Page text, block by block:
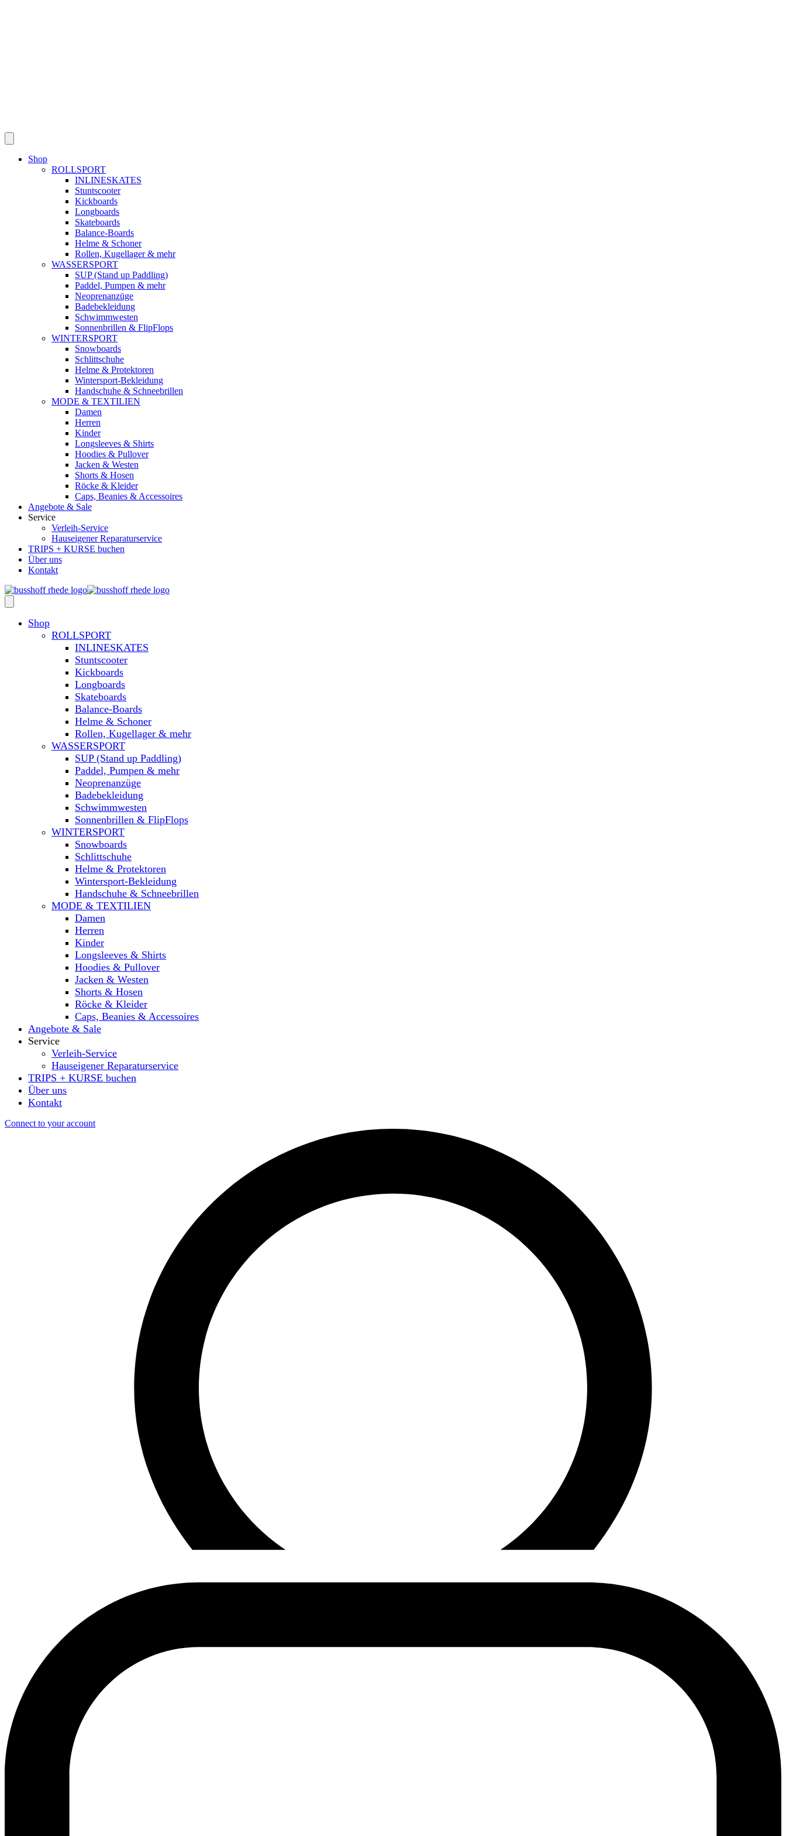
Shop
ROLLSPORT
INLINESKATES
Stuntscooter
Kickboards
Longboards
Skateboards
Balance-Boards
Helme & Schoner
Rollen, Kugellager & mehr
WASSERSPORT
SUP (Stand up Paddling)
Paddel, Pumpen & mehr
Neoprenanzüge
Badebekleidung
Schwimmwesten
Sonnenbrillen & FlipFlops
WINTERSPORT
Snowboards
Schlittschuhe
Helme & Protektoren
Wintersport-Bekleidung
Handschuhe & Schneebrillen
MODE & TEXTILIEN
Damen
Herren
Kinder
Longsleeves & Shirts
Hoodies & Pullover
Jacken & Westen
Shorts & Hosen
Röcke & Kleider
Caps, Beanies & Accessoires
Angebote & Sale
Service
Verleih-Service
Hauseigener Reparaturservice
TRIPS + KURSE buchen
Über uns
Kontakt
Shop
ROLLSPORT
INLINESKATES
Stuntscooter
Kickboards
Longboards
Skateboards
Balance-Boards
Helme & Schoner
Rollen, Kugellager & mehr
WASSERSPORT
SUP (Stand up Paddling)
Paddel, Pumpen & mehr
Neoprenanzüge
Badebekleidung
Schwimmwesten
Sonnenbrillen & FlipFlops
WINTERSPORT
Snowboards
Schlittschuhe
Helme & Protektoren
Wintersport-Bekleidung
Handschuhe & Schneebrillen
MODE & TEXTILIEN
Damen
Herren
Kinder
Longsleeves & Shirts
Hoodies & Pullover
Jacken & Westen
Shorts & Hosen
Röcke & Kleider
Caps, Beanies & Accessoires
Angebote & Sale
Service
Verleih-Service
Hauseigener Reparaturservice
TRIPS + KURSE buchen
Über uns
Kontakt
Connect to your account